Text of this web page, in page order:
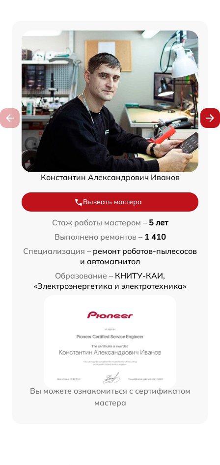
Константин Александрович Иванов
Вызвать мастера
Стаж работы мастером – 5 лет
Выполнено ремонтов – 1 410
Специализация – ремонт роботов-пылесосов
и автомагнитол
Образование – КНИТУ-КАИ,
«Электроэнергетика и электротехника»
Вы можете ознакомиться с сертификатом
мастера